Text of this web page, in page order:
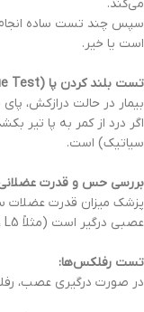
می‌کند.
سپس چند تست ساده
است یا خیر.
تست بلند کردن پا (Straight Leg Raise / Lasegue Test):
بیمار در حالت درازکش،
اگر درد از کمر به پا تیر
سیاتیک) است.
بررسی حس و قدرت
پزشک میزان قدرت عضلات
عصبی درگیر است (مثلاً L4، L5 یا S1).
تست رفلکس‌ها:
در صورت درگیری عصب،